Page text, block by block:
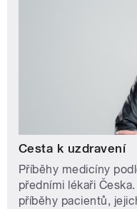
Cesta k uzdravení
Příběhy medicíny
předními lékaři
příběhy pacientů,